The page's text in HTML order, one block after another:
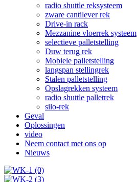
radio shuttle reksysteem
zware cantilever rek
Drive-in rack
Mezzanine vloerrek systeem
selectieve palletstelling
Duw terug rek
Mobiele palletstelling
langspan stellingrek
Stalen palletstelling
Opslagrekken systeem
radio shuttle palletrek
silo-rek
Geval
Oplossingen
video
Neem contact met ons op
Nieuws